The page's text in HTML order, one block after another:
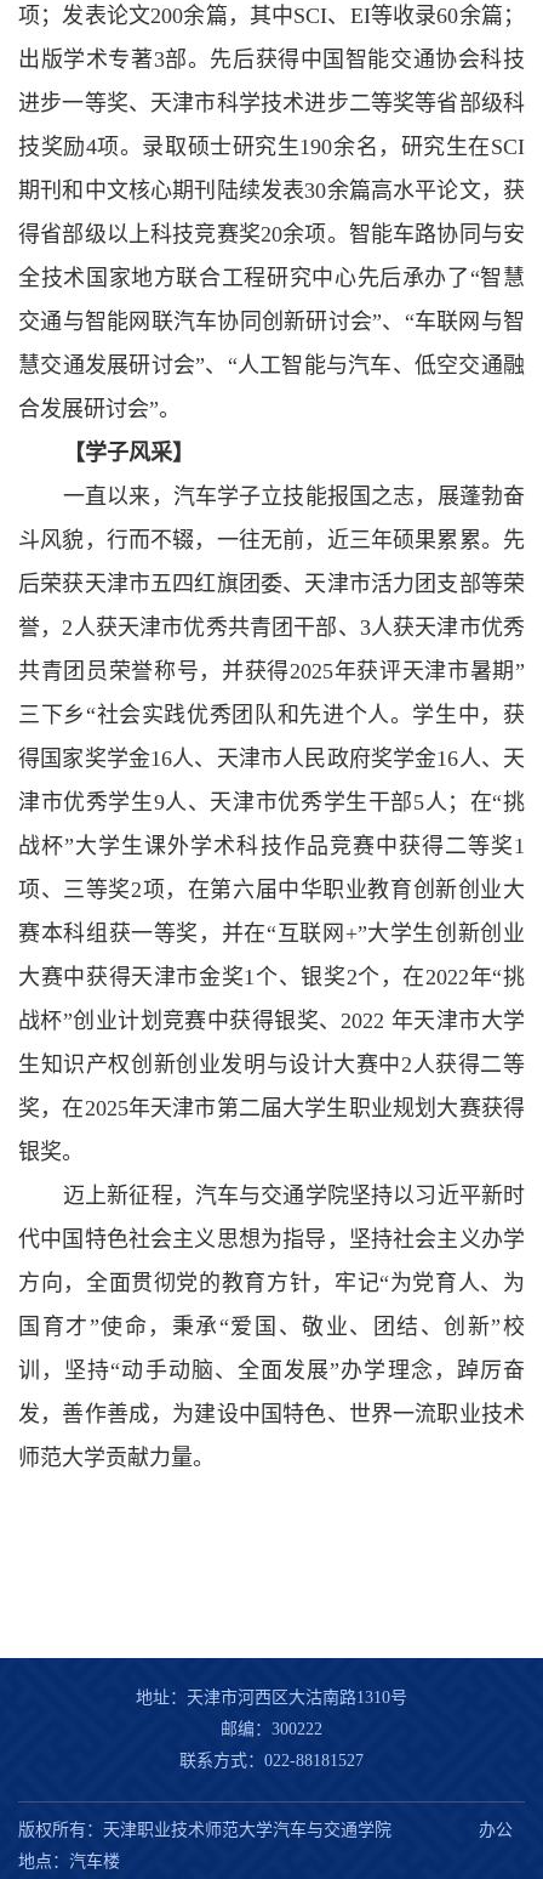
项；发表论文200余篇，其中SCI、EI等收录60余篇；
出版学术专著3部。先后获得中国智能交通协会科技
进步一等奖、天津市科学技术进步二等奖等省部级科
技奖励4项。录取硕士研究生190余名，研究生在SCI
期刊和中文核心期刊陆续发表30余篇高水平论文，获
得省部级以上科技竞赛奖20余项。智能车路协同与安
全技术国家地方联合工程研究中心先后承办了“智慧
交通与智能网联汽车协同创新研讨会”、“车联网与智
慧交通发展研讨会”、“人工智能与汽车、低空交通融
合发展研讨会”。
【学子风采】
一直以来，汽车学子立技能报国之志，展蓬勃奋
斗风貌，行而不辍，一往无前，近三年硕果累累。先
后荣获天津市五四红旗团委、天津市活力团支部等荣
誉， 2人获天津市优秀共青团干部、3人获天津市优秀
共青团员荣誉称号，并获得2025年获评天津市暑期”
三下乡“社会实践优秀团队和先进个人。 学生中，获
得国家奖学金16人、 天津市人民政府奖学金16人、 天
津市优秀学生9人 、 天津市优秀学生干部5人 ； 在“挑
战杯”大学生课外学术科技作品竞赛中获得二等奖1
项、 三等奖2项，在第六届中华职业教育创新创业大
赛本科组获一等奖，并在“互联网+”大学生创新创业
大赛中获得天津市金奖1个、银奖2个，在2022年“挑
战杯”创业计划竞赛中获得银奖、 2022 年天津市大学
生知识产权创新创业发明与设计大赛中2人获得二等
奖 ，在2025年天津市第二届大学生职业规划大赛获得
银奖。
迈上新征程，汽车与交通学院坚持以习近平新时
代中国特色社会主义思想为指导，坚持社会主义办学
方向，全面贯彻党的教育方针，牢记“为党育人、为
国育才”使命，秉承“爱国、敬业、团结、创新”校
训，坚持“动手动脑、全面发展”办学理念，踔厉奋
发，善作善成，为建设中国特色、世界一流职业技术
师范大学贡献力量。
地址：天津市河西区大沽南路1310号
邮编：300222
联系方式：022-88181527
版权所有：天津职业技术师范大学汽车与交通学院 办公
地点：汽车楼